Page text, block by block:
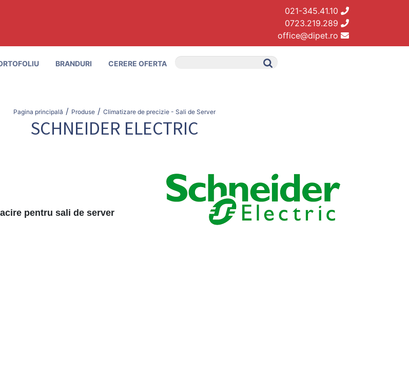
021-345.41.10
0723.219.289
office@dipet.ro
BRANDURI CERERE OFERTA
Pagina principală / Produse/ Climatizare de precizie - Sali de Server
SCHNEIDER ELECTRIC
pentru sali de server